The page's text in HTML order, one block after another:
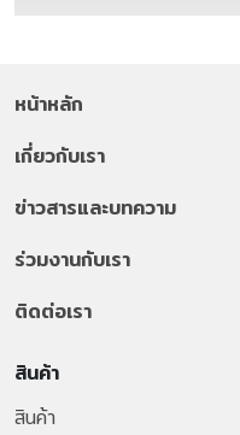
หน้าหลัก
เกี่ยวกับเรา
ข่าวสารและบทความ
ร่วมงานกับเรา
ติดต่อเรา
สินค้า
สินค้า